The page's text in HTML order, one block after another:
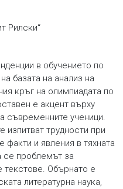
Рилски“
в обучението по
базата на анализ на
кръг на олимпиадата по
е акцент върху
съвременните ученици.
изпитват трудности при
факти и явления в тяхната
се проблемът за
текстове. Обърнато е
литературна наука,